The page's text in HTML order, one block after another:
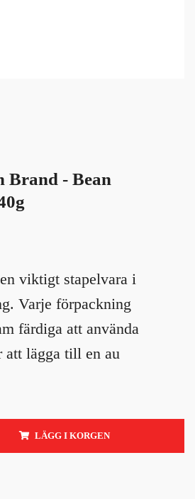
Brand - Bean
viktigt stapelvara i
Varje förpackning
färdiga att använda
att lägga till en au
LÄGG I KORGEN